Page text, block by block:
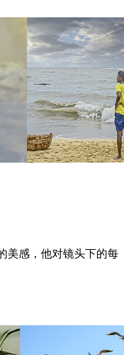
美感，他对镜头下的每